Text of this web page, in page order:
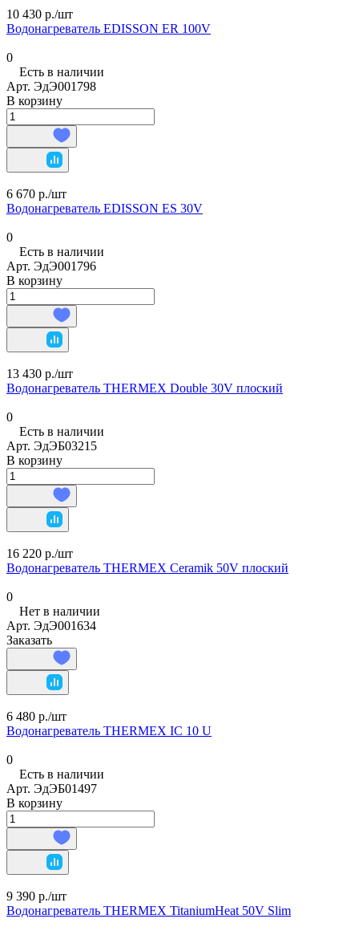
10 430 р./шт
Водонагреватель EDISSON ER 100V
0
Есть в наличии
Арт. ЭдЭ001798
В корзину
6 670 р./шт
Водонагреватель EDISSON ES 30V
0
Есть в наличии
Арт. ЭдЭ001796
В корзину
13 430 р./шт
Водонагреватель THERMEX Double 30V плоский
0
Есть в наличии
Арт. ЭдЭБ03215
В корзину
16 220 р./шт
Водонагреватель THERMEX Ceramik 50V плоский
0
Нет в наличии
Арт. ЭдЭ001634
Заказать
6 480 р./шт
Водонагреватель THERMEX IC 10 U
0
Есть в наличии
Арт. ЭдЭБ01497
В корзину
9 390 р./шт
Водонагреватель THERMEX TitaniumHeat 50V Slim